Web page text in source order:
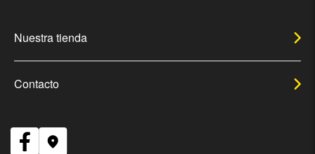
Nuestra tienda
Contacto